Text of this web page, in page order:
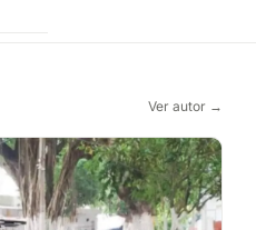
Ver autor →